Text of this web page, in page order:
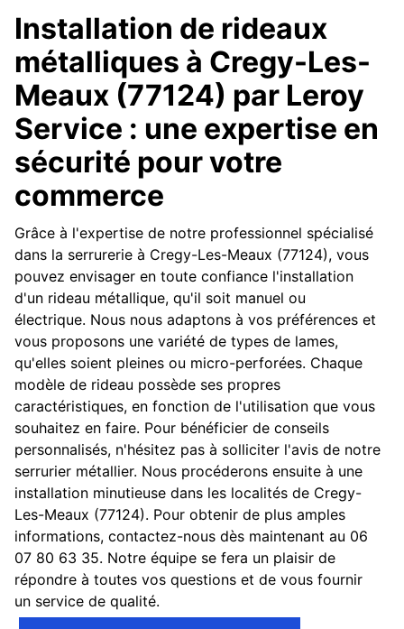
Installation de rideaux
métalliques à Cregy-Les-
Meaux (77124) par Leroy
Service : une expertise en
sécurité pour votre
commerce
Grâce à l'expertise de notre professionnel spécialisé
dans la serrurerie à Cregy-Les-Meaux (77124), vous
pouvez envisager en toute confiance l'installation
d'un rideau métallique, qu'il soit manuel ou
électrique. Nous nous adaptons à vos préférences et
vous proposons une variété de types de lames,
qu'elles soient pleines ou micro-perforées. Chaque
modèle de rideau possède ses propres
caractéristiques, en fonction de l'utilisation que vous
souhaitez en faire. Pour bénéficier de conseils
personnalisés, n'hésitez pas à solliciter l'avis de notre
serrurier métallier. Nous procéderons ensuite à une
installation minutieuse dans les localités de Cregy-
Les-Meaux (77124). Pour obtenir de plus amples
informations, contactez-nous dès maintenant au 06
07 80 63 35. Notre équipe se fera un plaisir de
répondre à toutes vos questions et de vous fournir
un service de qualité.